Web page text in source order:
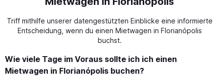
Triff mithilfe unserer datengestützten Einblicke eine informierte
Entscheidung, wenn du einen Mietwagen in Florianópolis
buchst.
Wie viele Tage im Voraus sollte ich ich einen
Mietwagen in Florianópolis buchen?